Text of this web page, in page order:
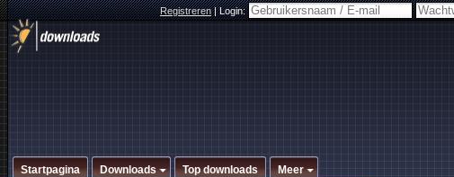
Registreren|Login:
Startpagina Downloads Top downloads Meer